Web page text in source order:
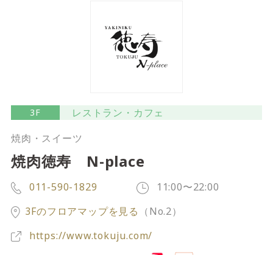
検索
Zooっと割
閉じる
Food boutique floor
営業時間 10:00 ~ 20:00
※一部店舗は営業時間が異なります。
2F Fashion & Life style floor
営業時間 10:00 ~ 20:00
3F
レストラン・カフェ
焼肉・スイーツ
焼肉徳寿 N-place
011-590-1829
11:00〜22:00
3Fのフロアマップを見る （No.2）
https://www.tokuju.com/